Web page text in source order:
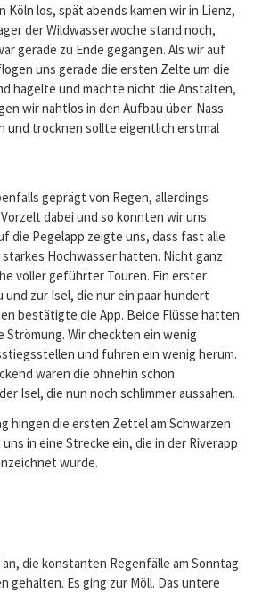
Köln los, spät abends kamen wir in Lienz,
der Wildwasserwoche stand noch,
gerade zu Ende gegangen. Als wir auf
uns gerade die ersten Zelte um die
hagelte und machte nicht die Anstalten,
wir nahtlos in den Aufbau über. Nass
und trocknen sollte eigentlich erstmal
geprägt von Regen, allerdings
dabei und so konnten wir uns
die Pegelapp zeigte uns, dass fast alle
Hochwasser hatten. Nicht ganz
voller geführter Touren. Ein erster
und zur Isel, die nur ein paar hundert
bestätigte die App. Beide Flüsse hatten
Strömung. Wir checkten ein wenig
und fuhren ein wenig herum.
waren die ohnehin schon
Isel, die nun noch schlimmer aussahen.
hingen die ersten Zettel am Schwarzen
in eine Strecke ein, die in der Riverapp
wurde.
die konstanten Regenfälle am Sonntag
gehalten. Es ging zur Möll. Das untere